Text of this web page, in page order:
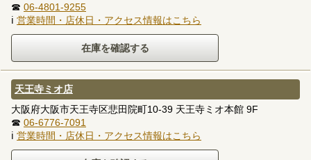
☎ 06-4801-9255
ℹ 営業時間・店休日・アクセス情報はこちら
天王寺ミオ店
大阪府大阪市天王寺区悲田院町10-39 天王寺ミオ本館 9F
☎ 06-6776-7091
ℹ 営業時間・店休日・アクセス情報はこちら